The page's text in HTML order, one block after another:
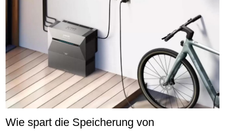
Wie spart die Speicherung von